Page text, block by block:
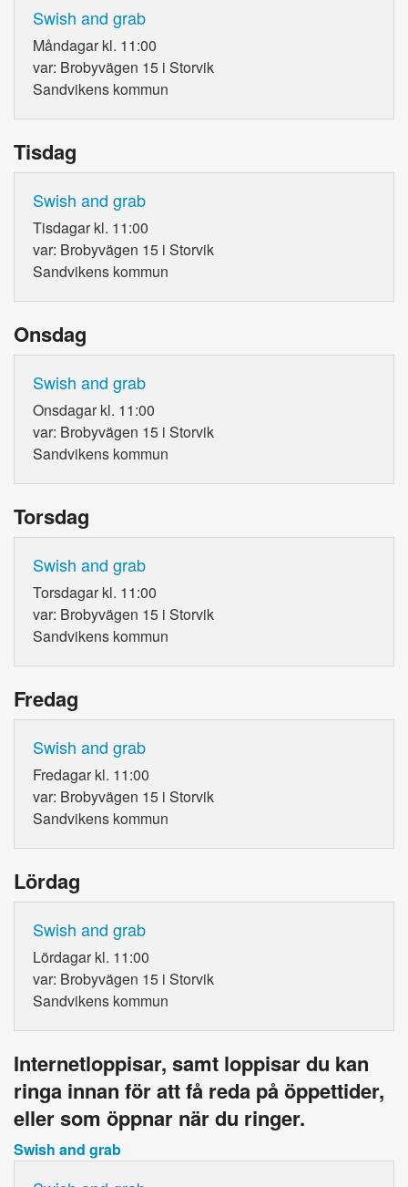
Swish and grab
Måndagar kl. 11:00
var: Brobyvägen 15 i Storvik
Sandvikens kommun
Tisdag
Swish and grab
Tisdagar kl. 11:00
var: Brobyvägen 15 i Storvik
Sandvikens kommun
Onsdag
Swish and grab
Onsdagar kl. 11:00
var: Brobyvägen 15 i Storvik
Sandvikens kommun
Torsdag
Swish and grab
Torsdagar kl. 11:00
var: Brobyvägen 15 i Storvik
Sandvikens kommun
Fredag
Swish and grab
Fredagar kl. 11:00
var: Brobyvägen 15 i Storvik
Sandvikens kommun
Lördag
Swish and grab
Lördagar kl. 11:00
var: Brobyvägen 15 i Storvik
Sandvikens kommun
Internetloppisar, samt loppisar du kan
ringa innan för att få reda på öppettider,
eller som öppnar när du ringer.
Swish and grab